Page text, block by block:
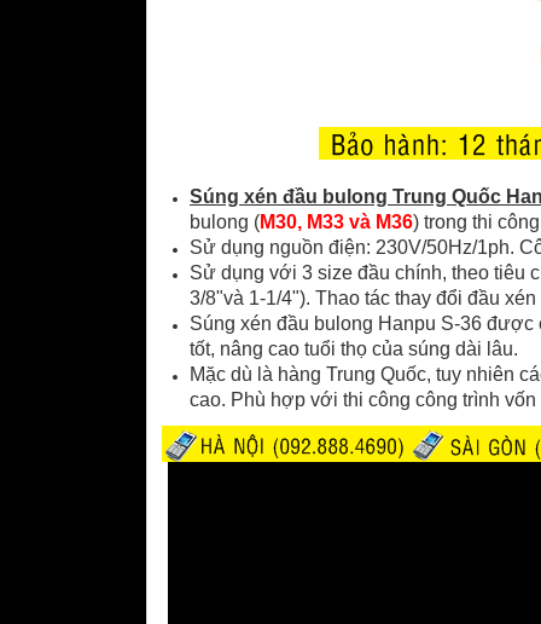
Súng xén đầu bulong Trung Quốc
bulong (M30, M33 và M36) trong thi
Sử dụng nguồn điện: 230V/50Hz/1ph.
Sử dụng với 3 size đầu chính, theo tiêu
3/8"và 1-1/4"). Thao tác thay đổi đầu
Súng xén đầu bulong Hanpu S-36
tốt, nâng cao tuổi thọ của súng dài lâu.
Mặc dù là hàng Trung Quốc, tuy nhiên
cao. Phù hợp với thi công công trình